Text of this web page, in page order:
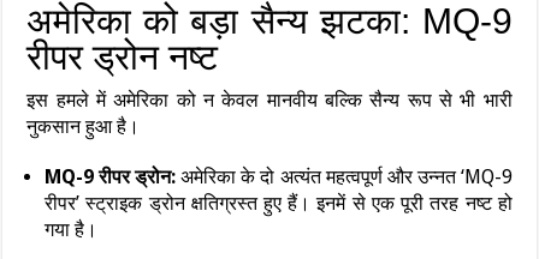
अमेरिका को बड़ा सैन्य झटका: MQ-9
रीपर ड्रोन नष्ट
इस हमले में अमेरिका को न केवल मानवीय बल्कि सैन्य रूप से भी भारी
नुकसान हुआ है।
MQ-9 रीपर ड्रोन: अमेरिका के दो अत्यंत महत्वपूर्ण और उन्नत ‘MQ-9
रीपर’ स्ट्राइक ड्रोन क्षतिग्रस्त हुए हैं। इनमें से एक पूरी तरह नष्ट हो
गया है।